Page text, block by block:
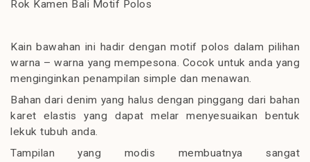
Rok Kamen Bali Motif Polos
Kain bawahan ini hadir dengan motif polos dalam pilihan
warna – warna yang mempesona. Cocok untuk anda yang
menginginkan penampilan simple dan menawan.
Bahan dari denim yang halus dengan pinggang dari bahan
karet elastis yang dapat melar menyesuaikan bentuk
lekuk tubuh anda.
Tampilan yang modis membuatnya sangat